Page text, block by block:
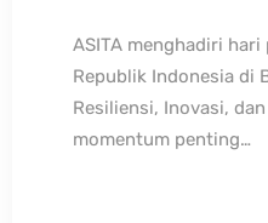
ASITA menghadiri
Republik Indonesia di
Resiliensi, Inovasi,
momentum penting…